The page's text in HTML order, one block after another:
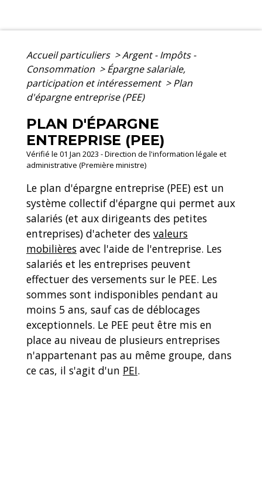
Accueil particuliers >Argent - Impôts -
Consommation > Épargne salariale,
participation et intéressement > Plan
d'épargne entreprise (PEE)
PLAN D'ÉPARGNE
ENTREPRISE (PEE)
Vérifié le 01 Jan 2023 - Direction de l'information légale et
administrative (Première ministre)
Le plan d'épargne entreprise (PEE) est un
système collectif d'épargne qui permet aux
salariés (et aux dirigeants des petites
entreprises) d'acheter des valeurs
mobilières avec l'aide de l'entreprise. Les
salariés et les entreprises peuvent
effectuer des versements sur le PEE. Les
sommes sont indisponibles pendant au
moins 5 ans, sauf cas de déblocages
exceptionnels. Le PEE peut être mis en
place au niveau de plusieurs entreprises
n'appartenant pas au même groupe, dans
ce cas, il s'agit d'un PEI.